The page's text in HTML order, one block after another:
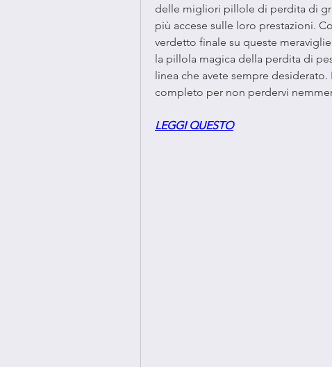
delle migliori pillole di perdita di
più accese sulle loro prestazioni.
verdetto finale su queste
la pillola magica della perdita di
linea che avete sempre
completo per non perdervi
LEGGI QUESTO